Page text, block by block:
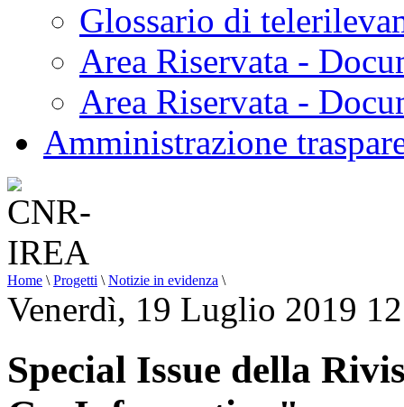
Glossario di
Area Riservata -
Area Riservata -
Amministrazione
Home \ Progetti \ Notizie in evidenza \
Venerdì, 19 Luglio 2019
Special Issue della